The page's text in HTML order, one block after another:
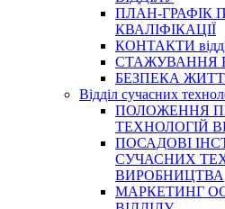
ПЛАН-ГРАФІК
КВАЛІФІКАЦІЇ
КОНТАКТИ
СТАЖУВАННЯ
БЕЗПЕКА
Відділ сучасних
ПОЛОЖЕННЯ
ТЕХНОЛОГІЙ
ПОСАДОВІ
СУЧАСНИХ
ВИРОБНИЦТВА
МАРКЕТИНГ